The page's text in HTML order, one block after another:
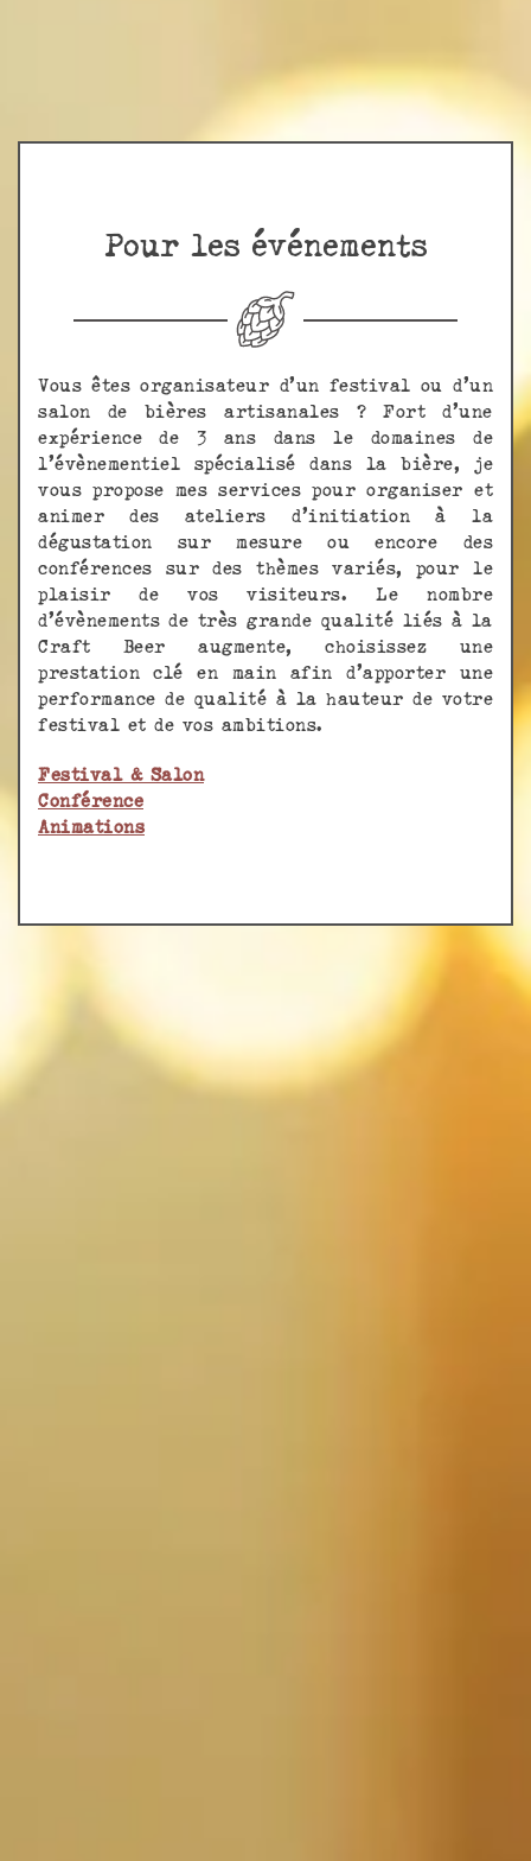
Pour les événements
Vous êtes organisateur d’un festival ou d’un
salon de bières artisanales ? Fort d’une
expérience de 3 ans dans le domaines de
l’évènementiel spécialisé dans la bière, je
vous propose mes services pour organiser et
animer des ateliers d’initiation à la
dégustation sur mesure ou encore des
conférences sur des thèmes variés, pour le
plaisir de vos visiteurs. Le nombre
d’évènements de très grande qualité liés à la
Craft Beer augmente, choisissez une
prestation clé en main afin d’apporter une
performance de qualité à la hauteur de votre
festival et de vos ambitions.
Festival & Salon
Conférence
Animations